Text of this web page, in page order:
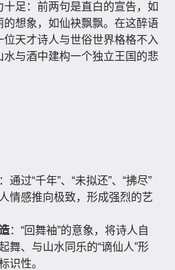
足：前两句是直白的宣告，如
想象，如仙袂飘飘。在这醉语
天才诗人与世俗世界格格不入
与酒中建构一个独立王国的悲
：通过“千年”、“未拟还”、“拂尽”
情感推向极致，形成强烈的艺
：“回舞袖”的意象，将诗人自
舞、与山水同乐的“谪仙人”形
识性。